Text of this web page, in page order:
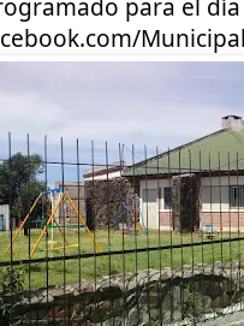
para el